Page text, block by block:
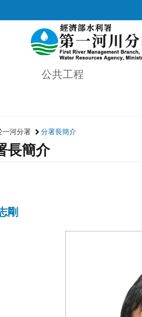
公共工程
一河分署 分署長簡介
長簡介
剛